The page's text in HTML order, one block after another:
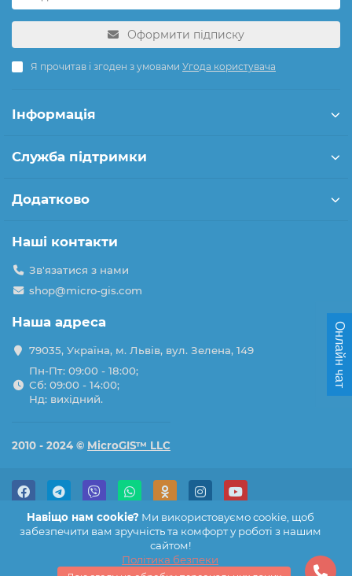
Оформити підписку
Я прочитав і згоден з умовами Угода користувача
Інформація
Служба підтримки
Додатково
Наші контакти
Зв'язатися з нами
shop@micro-gis.com
Наша адреса
79035, Україна, м. Львів, вул. Зелена, 149
Пн-Пт: 09:00 - 18:00;
Сб: 09:00 - 14:00;
Нд: вихідний.
2010 - 2024 © MicroGIS™ LLC
Навіщо нам cookie? Ми використовуємо cookie, щоб
забезпечити вам зручність та комфорт у роботі з нашим
сайтом!
Політика безпеки
Онлайн чат